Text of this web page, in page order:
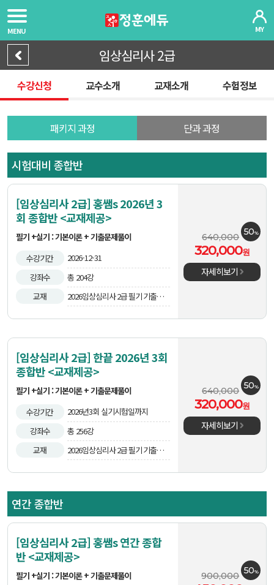
MENU MY
임상심리사 2급
수강신청 교수소개 교재소개 수험정보
패키지 과정 단과 과정
시험대비 종합반
[임상심리사 2급] 홍쌤s 2026년 3
회 종합반 <교재제공>
필기 +실기 : 기본이론 + 기출문제풀이
수강기간
2026-12-31
강좌수
총 204강
교재
2026임상심리사 2급 필기 기출문제
집외 2권
640,000 50%
320,000원
자세히보기
[임상심리사 2급] 한끝 2026년 3회
종합반 <교재제공>
필기 +실기 : 기본이론 + 기출문제풀이
수강기간
2026년3회 실기시험일까지
강좌수
총 256강
교재
2026임상심리사 2급 필기 기출문제
집외 2권
640,000 50%
320,000원
자세히보기
연간 종합반
[임상심리사 2급] 홍쌤s 연간 종합
반 <교재제공>
필기 +실기 : 기본이론 + 기출문제풀이
900,000 50%